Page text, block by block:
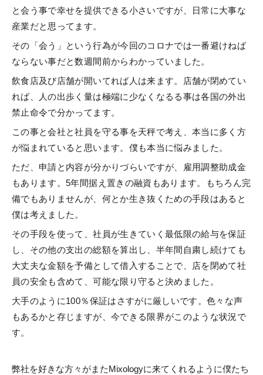
と会う事で幸せを提供できる小さいですが、日常に大事な
産業だと思ってます。
その「会う」という行為が今回のコロナでは一番避けねば
ならない事だと数週間前からわかっていました。
飲食店及び店舗が開いてれば人は来ます。店舗が閉めてい
れば、人の出歩く量は極端に少なくなるる事は各国の外出
禁止命令で分かってます。
この事と会社と社員を守る事を天秤で考え、本当に多く方
が悩まれていると思います。僕も本当に悩みました。
ただ、申請と内容が分かりづらいですが、雇用調整助成金
もあります。5年間据え置きの融資もあります。もちろん完
備でもありませんが、何とか生き抜くための手段はあると
僕は考えました。
その手段を使って、社員が生きていく最低限の給与を保証
し、その他の支出の総額を算出し、半年間自粛し続けても
大丈夫な金額を予備として借入することで、店を閉めて社
員の安全も含めて、可能な限り守ると決めました。
大手のように100％保証はさすがに厳しいです。色々な声
もあるかと存じますが、今できる限界がこのような状況で
す。
弊社を好きな方々がまたMixologyに来てくれるように僕たち